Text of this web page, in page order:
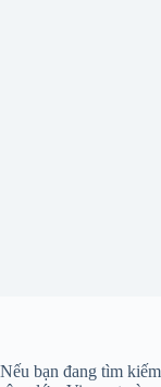
Nếu bạn đang tìm